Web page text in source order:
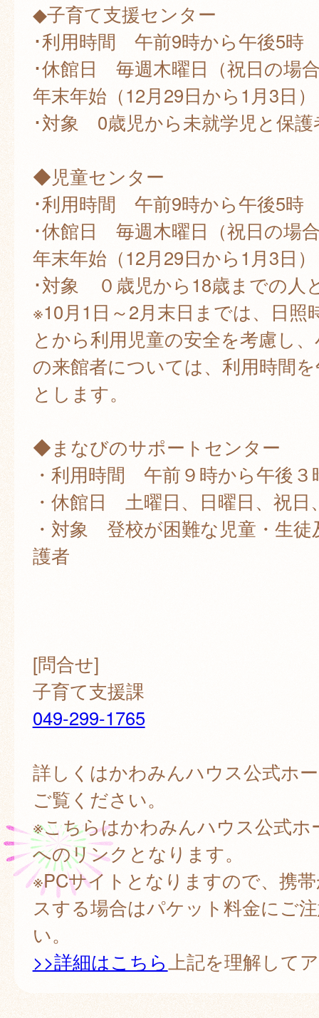
◆子育て支援センター
･利用時間 午前9時から午後5時
･休館日 毎週木曜日（祝日の場
年末年始（12月29日から1月3日）
･対象 0歳児から未就学児と保護
◆児童センター
･利用時間 午前9時から午後5時
･休館日 毎週木曜日（祝日の場
年末年始（12月29日から1月3日）
･対象 ０歳児から18歳までの人
※10月1日～2月末日までは、日照
とから利用児童の安全を考慮し
の来館者については、利用時間
とします。
◆まなびのサポートセンター
・利用時間 午前９時から午後３
・休館日 土曜日、日曜日、祝日
・対象 登校が困難な児童・生徒
護者
[問合せ]
子育て支援課
049-299-1765
詳しくはかわみんハウス公式ホ
ご覧ください。
※こちらはかわみんハウス公式ホ
へのリンクとなります。
※PCサイトとなりますので、携
スする場合はパケット料金にご
い。
>>詳細はこちら上記を理解して